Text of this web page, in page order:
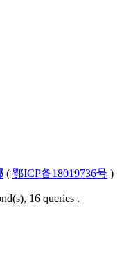
( 鄂ICP备18019736号 )
16 queries .